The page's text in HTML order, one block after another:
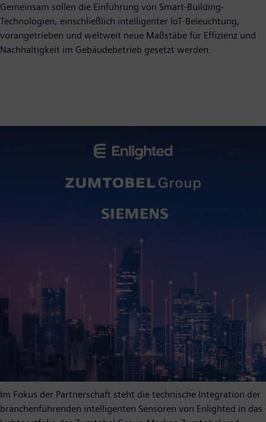
Gemeinsam sollen die Einführung von Smart-Building-
Technologien, einschließlich intelligenter IoT-Beleuchtung,
vorangetrieben und weltweit neue Maßstäbe für Effizienz und
Nachhaltigkeit im Gebäudebetrieb gesetzt werden.
Im Fokus der Partnerschaft steht die technische Integration der
branchenführenden intelligenten Sensoren von Enlighted in das